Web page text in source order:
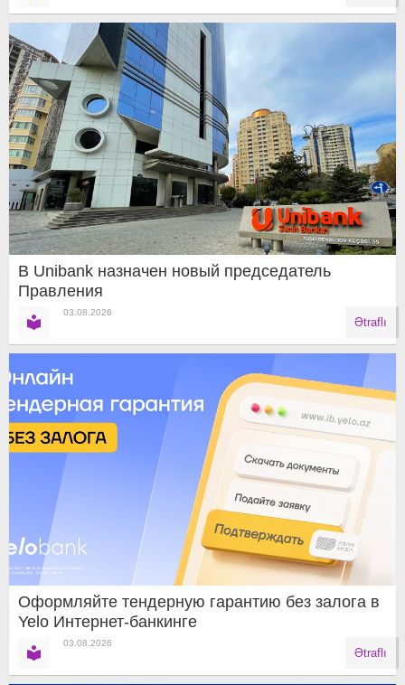
В Unibank назначен новый председатель
Правления
03.08.2026
Ətraflı
Оформляйте тендерную гарантию без залога в
Yelo Интернет-банкинге
03.08.2026
Ətraflı